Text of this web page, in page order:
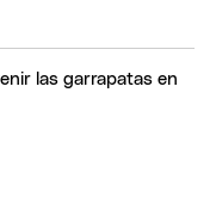
las garrapatas en